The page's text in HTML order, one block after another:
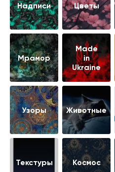
Надписи Цветы
Мрамор
Made
in
Ukraine
Узоры Животные
Текстуры Космос